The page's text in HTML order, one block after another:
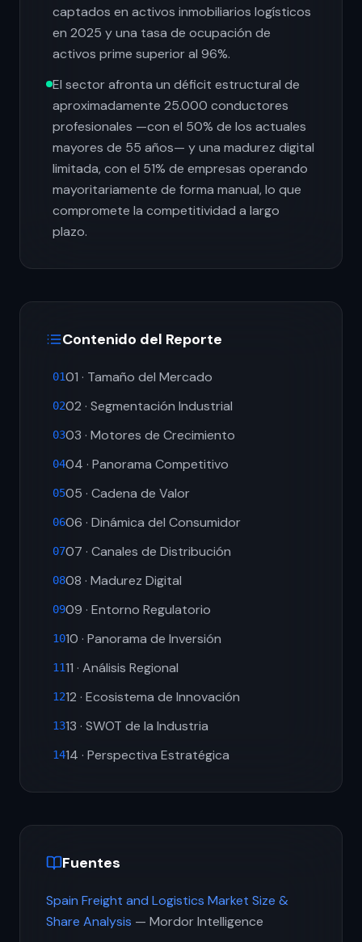
captados en activos inmobiliarios logísticos
en 2025 y una tasa de ocupación de
activos prime superior al 96%.
El sector afronta un déficit estructural de
aproximadamente 25.000 conductores
profesionales —con el 50% de los actuales
mayores de 55 años— y una madurez digital
limitada, con el 51% de empresas operando
mayoritariamente de forma manual, lo que
compromete la competitividad a largo
plazo.
Contenido del Reporte
0101 · Tamaño del Mercado
0202 · Segmentación Industrial
0303 · Motores de Crecimiento
0404 · Panorama Competitivo
0505 · Cadena de Valor
0606 · Dinámica del Consumidor
0707 · Canales de Distribución
0808 · Madurez Digital
0909 · Entorno Regulatorio
1010 · Panorama de Inversión
1111 · Análisis Regional
1212 · Ecosistema de Innovación
1313 · SWOT de la Industria
1414 · Perspectiva Estratégica
Fuentes
Spain Freight and Logistics Market Size &
Share Analysis — Mordor Intelligence